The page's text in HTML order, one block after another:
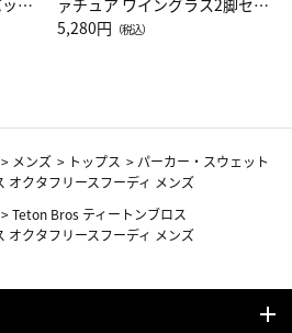
グ
ァチュア ワイングラス2脚セッ
ト（レッドワイン）
5,280円 （税込）
> メンズ > トップス > パーカー・スウェット
オクタフリースフーディ メンズ
>Teton Bros ティートンブロス
オクタフリースフーディ メンズ